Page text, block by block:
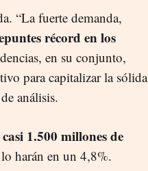
“La fuerte demanda,
récord en los
en su conjunto,
para capitalizar la sólida
análisis.
1.500 millones de
harán en un 4,8%.